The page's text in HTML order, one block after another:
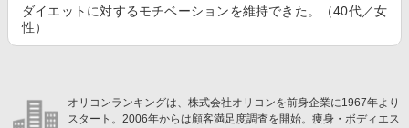
ダイエットに対するモチベーションを維持できた。（40代／女
性）
オリコンランキングは、株式会社オリコンを前身企業に1967年より
スタート。2006年からは顧客満足度調査を開始。痩身・ボディエス